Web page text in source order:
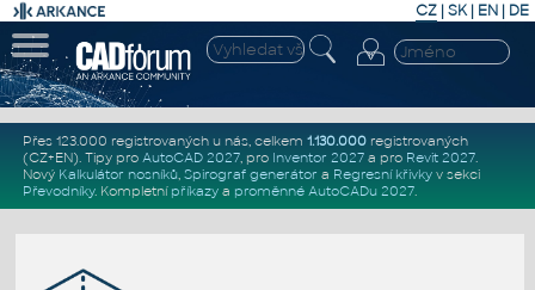
CZ | SK| EN | DE
Přes 123.000 registrovaných u nás, celkem 1.130.000registrovaných
(CZ+EN). Tipy pro AutoCAD 2027, pro Inventor 2027a pro Revit 2027.
Nový Kalkulátor nosníků, Spirograf generátor a Regresní křivkyv sekci
Převodníky. Kompletní příkazya proměnné AutoCADu 2027.